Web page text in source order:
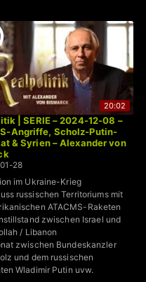
20:02
| SERIE – 2024-12-08 –
Angriffe, Scholz-Putin-
& Syrien – Alexander von
28
im Ukraine-Krieg
russischen Territoriums mit
ATACMS-Raketen
zwischen Israel und
/ Libanon
zwischen Bundeskanzler
und dem russischen
Wladimir Putin uvw.